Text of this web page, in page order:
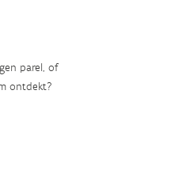
parel, of
ontdekt?